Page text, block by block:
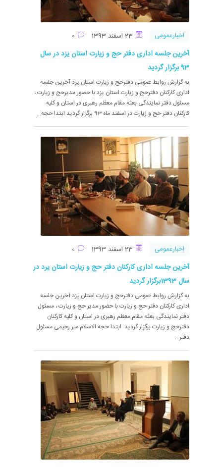
اخبارعمومی
آخرین جلسه اداری دفتر حج و زیارت استان یزد در سال
93 برگزار گردید
به گزارش روابط عمومی دفترحج و زیارت استان یزد آخرین جلسه
اداری کارکنان دفترحج و زیارت استان یزد با حضور مدیرحج و زیارت ،
مسئول دفتر نمایندگی بعثه مقام معظم رهبری در استان و کلیه
کارکنان دفتر حج و زیارت در اسفند ماه 93 برگزار گردید ابتدا حجه...
اخبارعمومی
آخرین جلسه اداری کارکنان دفتر حج و زیارت استان یرد در
سال 1393برگزار گردید
به گزارش روابط عمومی دفترحج و زیارت استان یزد آخرین جلسه
اداری کارکنان دفتر حج و زیارت با حضور مدیر حج و زیارت ، مسئول
دفتر نمایندگی بعثه مقام معظم رهبری در استان و کلیه کارکنان
دفترحج و زیارت برگزار گردید ابتدا حجه الاسلام میر رحیمی مسئول
دفتر...